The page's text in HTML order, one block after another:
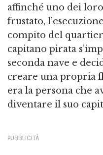
affinché uno dei
frustato,
compito del
capitano pirata
seconda nave e
creare una propria
era la persona che
diventare il suo
PUBBLICITÀ